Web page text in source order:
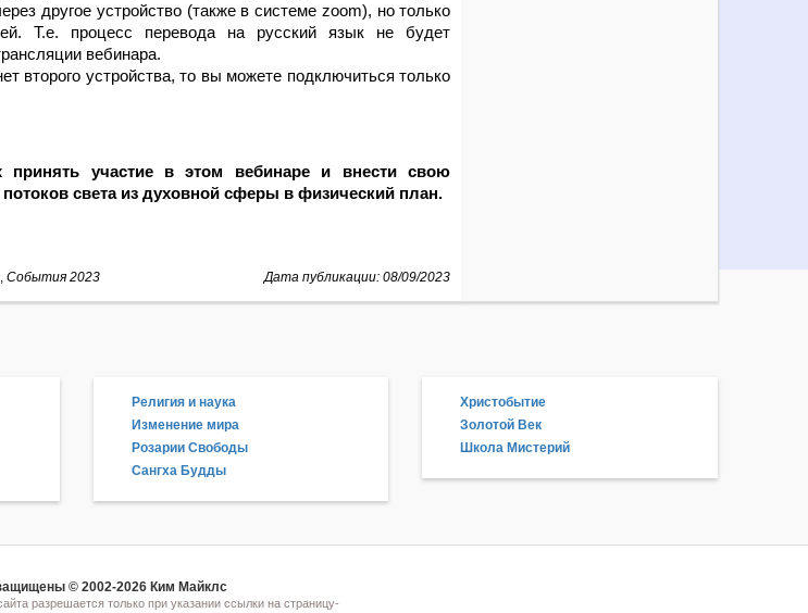
другое устройство (также в системе zoom), но только
Т.е. процесс перевода на русский язык не будет
вебинара.
второго устройства, то вы можете подключиться только
участие в этом вебинаре и внести свою
света из духовной сферы в физический план.
Дата публикации: 08/09/2023
, События 2023
Религия и наука
Изменение мира
Розарии Свободы
Сангха Будды
Христобытие
Золотой Век
Школа Мистерий
© 2002-2026 Ким Майклс
разрешается только при указании ссылки на страницу-